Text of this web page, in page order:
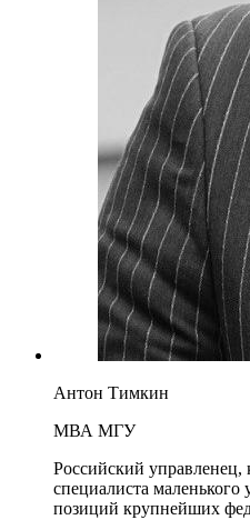
Антон Тимкин
МВА МГУ
Российский
специалиста
позиций крупнейших